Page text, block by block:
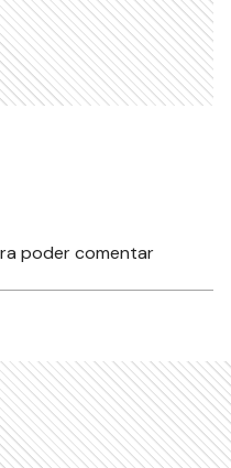
poder comentar